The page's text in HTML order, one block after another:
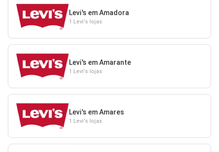
Levi's em Amadora
1 Levi's lojas
Levi's em Amarante
1 Levi's lojas
Levi's em Amares
1 Levi's lojas